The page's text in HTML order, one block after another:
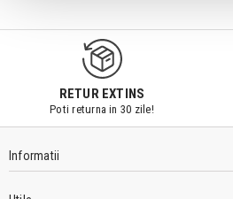
RETUR EXTINS
Poti returna in 30 zile!
Informatii